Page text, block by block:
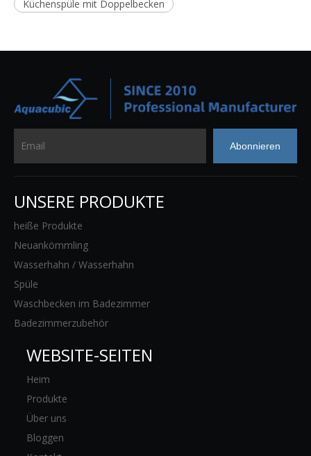
Küchenspüle mit Doppelbecken
Abonnieren
UNSERE PRODUKTE
heiße Produkte
Neuankömmling
Wasserhahn / Wasserhahn
Spüle
Waschbecken im Badezimmer
Badezimmerzubehör
WEBSITE-SEITEN
Heim
Produkte
Über uns
Bloggen